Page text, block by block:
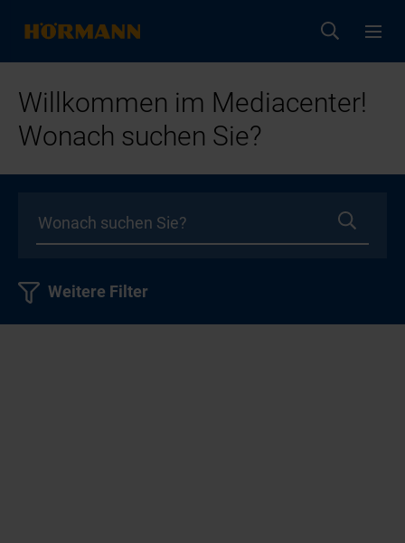
Willkommen im Mediacenter!
Wonach suchen Sie?
Weitere Filter